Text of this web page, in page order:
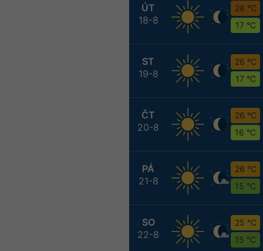
ÚT
18-8
28 °C
17 °C
ST
19-8
26 °C
17 °C
ČT
20-8
26 °C
16 °C
PÁ
21-8
26 °C
15 °C
SO
22-8
25 °C
15 °C